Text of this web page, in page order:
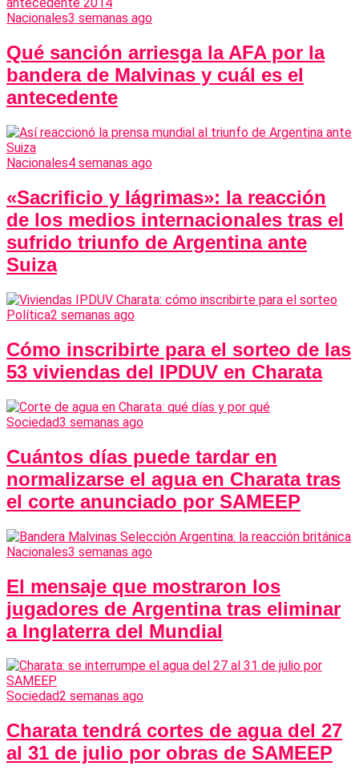
Nacionales3 semanas ago
Qué sanción arriesga la AFA por la
bandera de Malvinas y cuál es el
antecedente
Nacionales4 semanas ago
«Sacrificio y lágrimas»: la reacción
de los medios internacionales tras el
sufrido triunfo de Argentina ante
Suiza
Política2 semanas ago
Cómo inscribirte para el sorteo de las
53 viviendas del IPDUV en Charata
Sociedad3 semanas ago
Cuántos días puede tardar en
normalizarse el agua en Charata tras
el corte anunciado por SAMEEP
Nacionales3 semanas ago
El mensaje que mostraron los
jugadores de Argentina tras eliminar
a Inglaterra del Mundial
Sociedad2 semanas ago
Charata tendrá cortes de agua del 27
al 31 de julio por obras de SAMEEP